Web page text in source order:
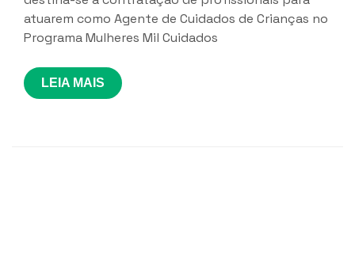
atuarem como Agente de Cuidados de Crianças no
Programa Mulheres Mil Cuidados
LEIA MAIS